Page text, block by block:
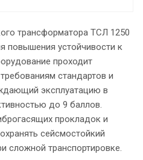
трансформатора ТСЛ 1250
повышения устойчивости к
проходит
стандартов и
эксплуатацию в
до 9 баллов.
прокладок и
сейсмостойкий
сложной транспортировке.